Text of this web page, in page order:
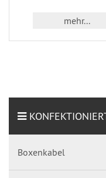
mehr...
Boxenkabel